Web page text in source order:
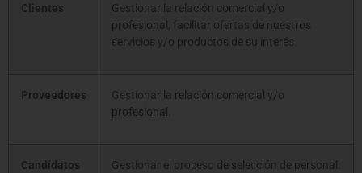
Clientes
Gestionar la relación comercial y/o
profesional, facilitar ofertas de nuestros
servicios y/o productos de su interés.
Proveedores
Gestionar la relación comercial y/o
profesional.
Candidatos Gestionar el proceso de selección de personal.